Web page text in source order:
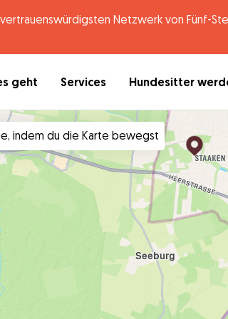
Netzwerk von Fünf-
geht Services Hundesitter
indem du die Karte bewegst